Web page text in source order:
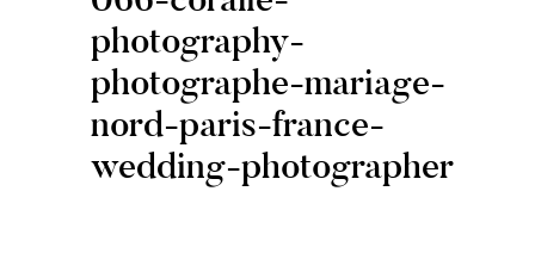
A PROPOS CORALIE
photography-
photographe-mariage-
nord-paris-france-
wedding-photographer